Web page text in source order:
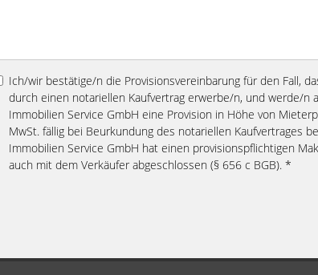
Ich/wir bestätige/n die Provisionsvereinbarung für den Fall,
durch einen notariellen Kaufvertrag erwerbe/n, und werde/n
Immobilien Service GmbH eine Provision in Höhe von
MwSt. fällig bei Beurkundung des notariellen Kaufvertrages
Immobilien Service GmbH hat einen provisionspflichtigen
auch mit dem Verkäufer abgeschlossen (§ 656 c BGB). *